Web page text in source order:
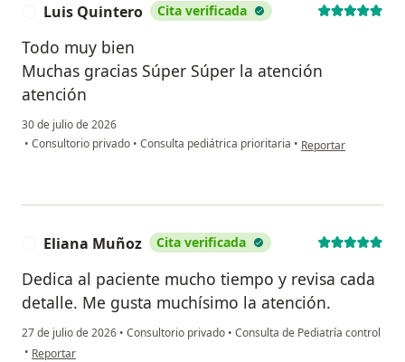
Luis Quintero Cita verificada
Todo muy bien
Muchas gracias Súper Súper la atención
atención
30 de julio de 2026
• Consultorio privado • Consulta pediátrica prioritaria • en opinión del
Reportar
Eliana Muñoz Cita verificada
Dedica al paciente mucho tiempo y revisa cada
detalle. Me gusta muchísimo la atención.
27 de julio de 2026 • Consultorio privado • Consulta de Pediatría control
• en opinión del usuario Eliana Muñoz
Reportar